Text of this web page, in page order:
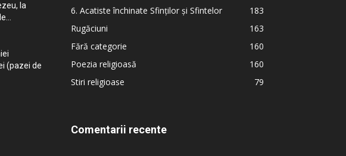
la
(pazei de
6. Acatiste închinate Sfinților și Sfintelor
183
Rugăciuni
163
Fără categorie
160
Poezia religioasă
160
Stiri religioase
79
Comentarii recente